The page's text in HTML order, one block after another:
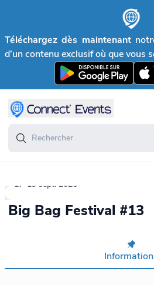
Téléchargez dès maintenant
d’un contenu exclusif où que vous
17-19 sept. 2026
Big Bag Festival #13